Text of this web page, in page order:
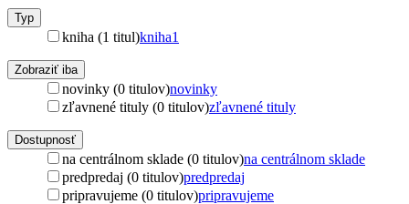
Typ
kniha (1 titul)kniha1
Zobraziť iba
novinky (0 titulov)novinky
zľavnené tituly (0 titulov)zľavnené tituly
Dostupnosť
na centrálnom sklade (0 titulov)na centrálnom sklade
predpredaj (0 titulov)predpredaj
pripravujeme (0 titulov)pripravujeme